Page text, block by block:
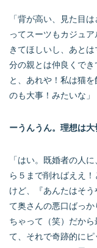
「背が高い、見た目
ってスーツもカジュ
きてほしいし、あと
分の親とは仲良くで
と、あれや！私は猫
のも大事！みたいな」
ーうんうん。理想は大
「はい。既婚者の人
ら５まで削ればええ
けど、『あんたはそ
て奥さんの悪口ばっ
ちゃって（笑）だか
て、それで奇跡的に